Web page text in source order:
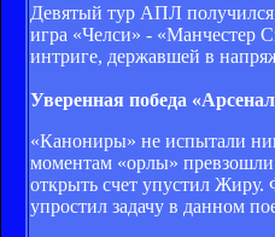
Девятый тур АПЛ
игра «Челси» - «Манчестер
интриге, державшей в
Уверенная победа
«Канониры» не испытали
моментам «орлы»
открыть счет упустил Жиру.
упростил задачу в данном